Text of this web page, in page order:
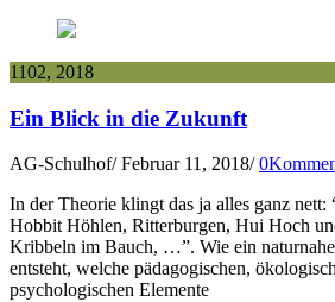
1102, 2018
Ein Blick in die Zukunft
AG-Schulhof/ Februar 11, 2018/
In der Theorie klingt das ja alles ganz nett:
Hobbit Höhlen, Ritterburgen, Hui Hoch
Kribbeln im Bauch, …”. Wie ein
entsteht, welche pädagogischen,
psychologischen Elemente